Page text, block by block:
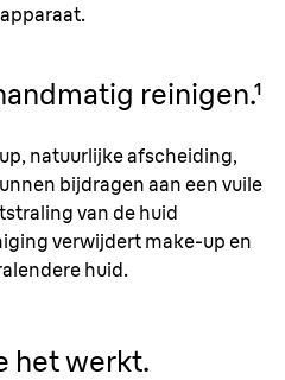
reinigen.¹
natuurlijke afscheiding,
bijdragen aan een vuile
van de huid
verwijdert make-up en
huid.
het werkt.